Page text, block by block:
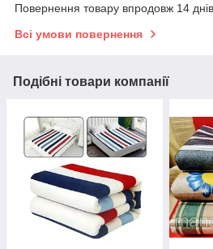
Повернення товару впродовж 14
Всі умови повернення
Подібні товари компанії